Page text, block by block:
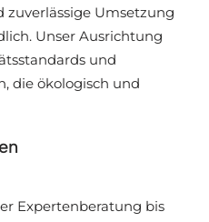
Umsetzung
Unser Ausrichtung
und
die ökologisch und
Expertenberatung bis